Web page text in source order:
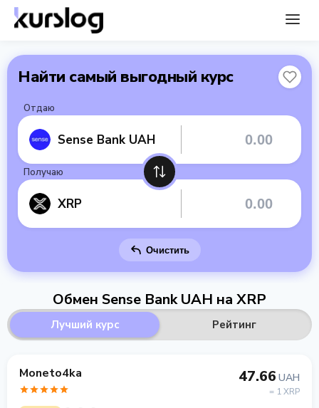
Найти самый выгодный курс
Отдаю
Sense Bank UAH
Получаю
XRP
Очистить
Обмен Sense Bank UAH на XRP
Лучший курс Рейтинг
Moneto4ka 47.66 UAH
= 1 XRP